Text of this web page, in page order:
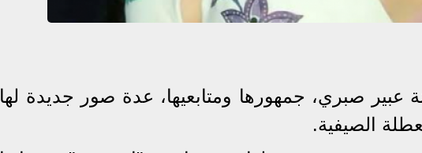
عبير صبري، جمهورها ومتابعيها، عدة صور جديدة لها
الصيفية.